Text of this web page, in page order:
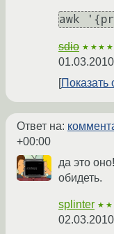
awk
sdio
Показать
Ответ на:
+00:00
да это
обидеть.
splinter